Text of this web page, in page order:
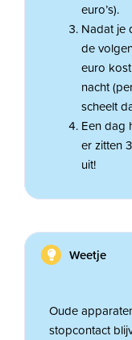
euro’s).
Nadat je
de
euro
nacht
scheelt
Een dag
er zitten
uit!
Weetje
Oude
stopcontact